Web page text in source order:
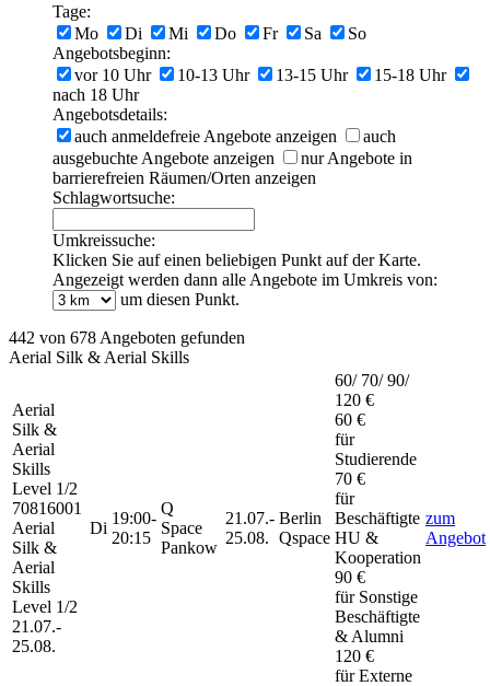
Tage:
Mo
Di Mi Do Fr Sa
So
Angebotsbeginn:
vor 10 Uhr
10-13 Uhr 13-15 Uhr
15-18 Uhr
nach 18 Uhr
Angebotsdetails:
auch anmeldefreie Angebote anzeigen
auch
ausgebuchte Angebote anzeigen
nur Angebote in
barrierefreien Räumen/Orten anzeigen
Schlagwortsuche:
Umkreissuche:
Klicken Sie auf einen beliebigen Punkt auf der Karte.
Angezeigt werden dann alle Angebote im Umkreis von:
um diesen Punkt.
442 von 678 Angeboten gefunden
Aerial Silk & Aerial Skills
Aerial
Silk &
Aerial
Skills
Level 1/2
70816001
Aerial
Silk &
Aerial
Skills
Level 1/2
21.07.-
25.08.
Di
19:00-
20:15
Q
Space
Pankow
21.07.-
25.08.
Berlin
Qspace
60/ 70/ 90/
120 €
60 €
für
Studierende
70 €
für
Beschäftigte
HU &
Kooperation
90 €
für Sonstige
Beschäftigte
& Alumni
120 €
für Externe
zum
Angebot